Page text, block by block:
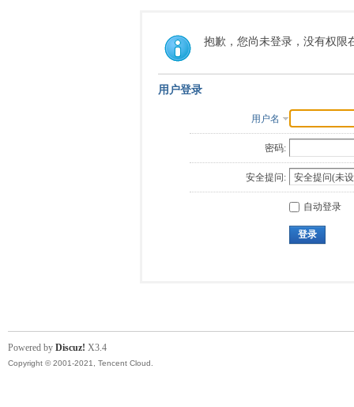
抱歉，您尚未登录，没有权限
用户登录
用户名
密码:
安全提问:
自动登录
登录
Powered by Discuz! X3.4
Copyright © 2001-2021, Tencent Cloud.